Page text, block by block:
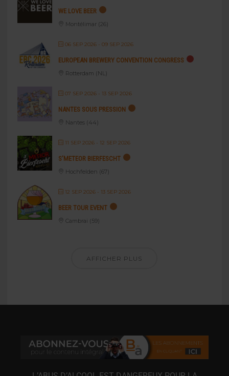
WE LOVE BEER
Montélimar (26)
06 SEP 2026- 09 SEP 2026
EUROPEAN BREWERY CONVENTION CONGRESS
Rotterdam (NL)
07 SEP 2026- 13 SEP 2026
NANTES SOUS PRESSION
Nantes (44)
11 SEP 2026- 12 SEP 2026
S’METEOR BIERFESCHT
Hochfelden (67)
12 SEP 2026- 13 SEP 2026
BEER TOUR EVENT
Cambrai (59)
AFFICHER PLUS